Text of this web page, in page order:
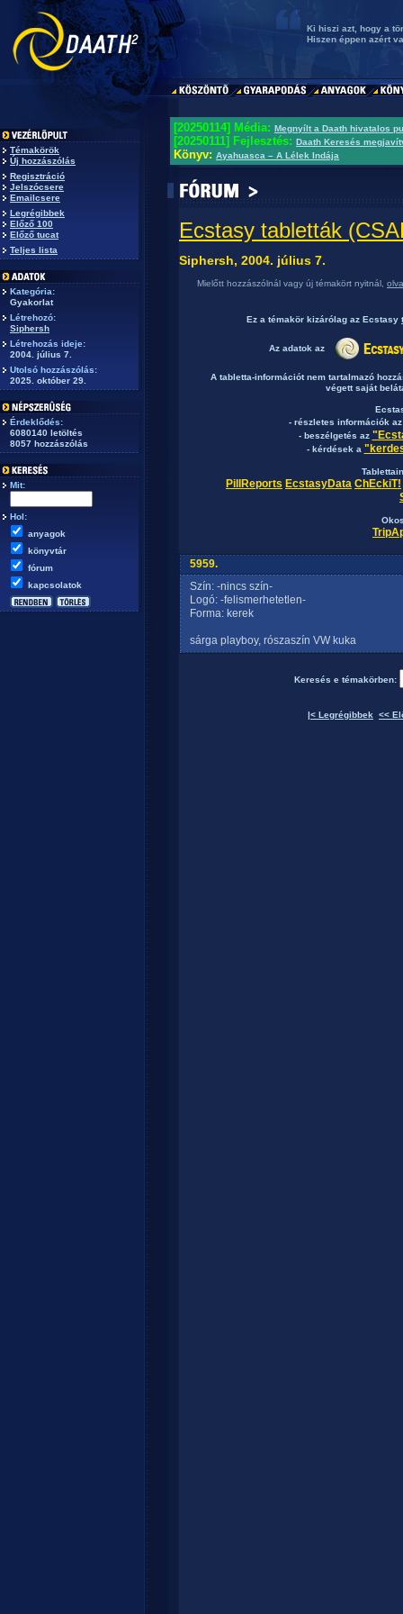
Ki hiszi azt, hogy a
Hiszen éppen azért
Témakörök
Új hozzászólás
Regisztráció
Jelszócsere
Emailcsere
Legrégibbek
Előző 100
Előző tucat
Teljes lista
Kategória:
Gyakorlat
Létrehozó:
Siphersh
Létrehozás ideje:
2004. július 7.
Utolsó hozzászólás:
2025. október 29.
Érdeklődés:
6080140 letöltés
8057 hozzászólás
Mit:
Hol:
anyagok
könyvtár
fórum
kapcsolatok
[20250114] Média: Megnyílt a Daath hivatalos
[20250111] Fejlesztés: Daath Keresés
Könyv: Ayahuasca – A Lélek Indája
Ecstasy tabletták
Siphersh, 2004. július 7.
Mielőtt hozzászólnál vagy új témakört nyitnál,
Ez a témakör kizárólag az Ecstasy
Az adatok az
A tabletta-információt nem tartalmazó
végett saját
- részletes információk
- beszélgetés az
- kérdések a
PillReports EcstasyData ChEckiT!
5959.
Szín: -nincs szín-
Logó: -felismerhetetlen-
Forma: kerek
sárga playboy, rószaszín VW kuka
Keresés e témakörben:
|< Legrégibbek <<